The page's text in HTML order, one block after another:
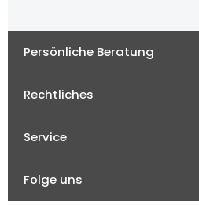
Persönliche Beratung
Rechtliches
Service
Folge uns